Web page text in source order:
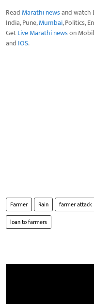
Read Marathi newsand watch
India, Pune,Mumbai, Politics,
GetLive Marathi newson
and IOS.
Farmer Rain farmer attack
loan to farmers